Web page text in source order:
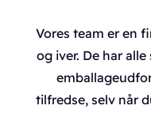
Vores team er en
og iver. De har
tilfredse, selv når